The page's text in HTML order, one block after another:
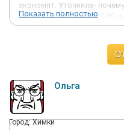
экономят. Уточнила-
нельзя было заранее 8-00
согласовать перенос. В
сорвана. Хотела вообще
менеджеру Евгению это бы
НИКОГДА, лучше 10 раз
дороже выходит. Думала,
другой. Оказалось, еще
найти не могут, вроде
поставщика услуг, если
Показать полностью
Ольга
Город: Химки